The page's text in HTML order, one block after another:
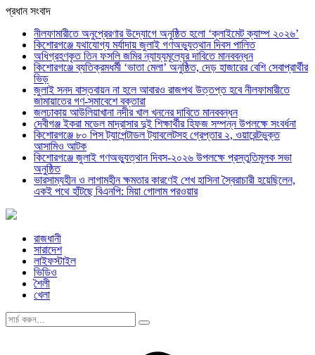
প্রধান সংবাদ
নীলফামারীতে অনুপ্রেরণার উদ্যোগে অনুষ্ঠিত হলো ‘ক্লাইমেট ক্যাম্প ২০২৬’
কিশোরগঞ্জে যথাযোগ্য মর্যাদায় জুলাই গণঅভ্যুত্থান দিবস পালিত
অধিগ্রহণকৃত তিন ফসলি জমির ন্যায্যমূল্যের দাবিতে মানববন্ধন
কিশোরগঞ্জে ব্যতিক্রমধর্মী ‘ভাতা মেলা’ অনুষ্ঠিত, দেড় হাজারের বেশি সেবাপ্রার্থীর
ভিড়
জুলাই সনদ বাস্তবায়ন না হলে আবারও রাজপথ উত্তপ্ত হবে নীলফামারীতে
জামায়াতের গণ-সমাবেশে বক্তারা
জলঢাকায় আউলিয়াখানা নদীর খাল খননের দাবিতে মানববন্ধন
দেবীগঞ্জ ইকরা মডেল মাদ্রাসার দুই শিক্ষার্থীর হিফজ সম্পন্ন উপলক্ষে সংবর্ধনা
কিশোরগঞ্জে ৮০ পিস ট্যাপেন্টাডল ট্যাবলেটসহ গ্রেপ্তার ২, ওয়ারেন্টভুক্ত
আসামিও আটক
কিশোরগঞ্জে জুলাই গণঅভ্যুত্থান দিবস-২০২৬ উপলক্ষে প্রস্তুতিমূলক সভা
অনুষ্ঠিত
ভারসাম্যহীন ও লাগামহীন ক্ষমতার কারণেই শেখ হাসিনা স্বৈরাচারী হয়েছিলেন,
একই পথে হাঁটছে বিএনপি: মিয়া গোলাম পরওয়ার
রাজধানী
সারাদেশ
লাইফস্টাইল
ভিডিও
শৈলী
খেলা